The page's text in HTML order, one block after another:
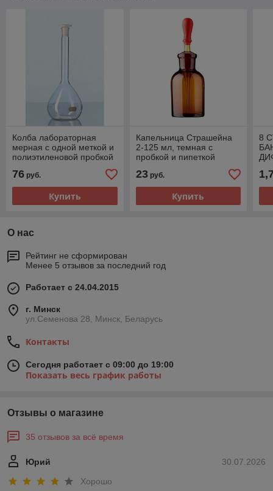
Колба лабораторная
мерная с одной меткой и
полиэтиленовой пробкой
76 руб.
Купить
Капельница Страшейна
2-125 мл, темная с
пробкой и пипеткой
23руб.
Купить
8
О нас
Рейтинг не сформирован
Менее 5 отзывов за последний год
Работает с 24.04.2015
г. Минск
ул.Семенова 28, Минск, Беларусь
Контакты
Сегодня работает с 09:00 до 19:00
Показать весь график работы
Отзывы о магазине
35 отзывов за всё время
30.07.2026
Юрий
Хорошо